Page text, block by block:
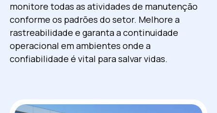
monitore todas as atividades de manutenção
conforme os padrões do setor. Melhore a
rastreabilidade e garanta a continuidade
operacional em ambientes onde a
confiabilidade é vital para salvar vidas.